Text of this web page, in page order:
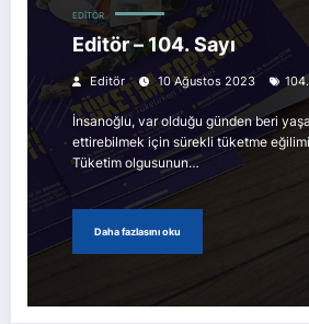
EDITÖR
Editör – 104. Sayı
Editör 10 Ağustos 2023 104.
İnsanoğlu, var olduğu günden beri
ettirebilmek için sürekli tüketme
Tüketim olgusunun…
Daha fazlasını oku